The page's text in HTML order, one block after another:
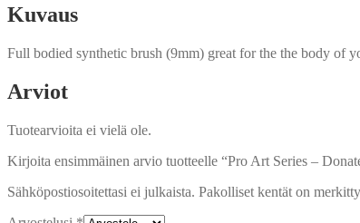
Kuvaus
Full bodied synthetic brush (9mm) great for the the body of
Arviot
Tuotearvioita ei vielä ole.
Kirjoita ensimmäinen arvio tuotteelle “Pro Art Series –
Sähköpostiosoitettasi ei julkaista. Pakolliset kentät on merkitty